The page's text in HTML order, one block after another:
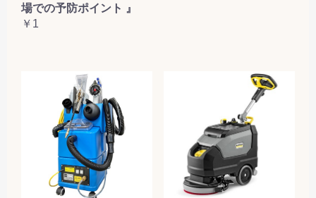
場での予防ポイント 』
￥1